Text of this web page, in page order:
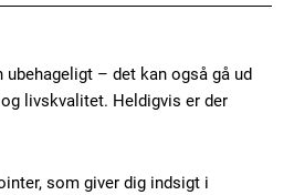
– det kan også gå ud
livskvalitet. Heldigvis er der
som giver dig indsigt i